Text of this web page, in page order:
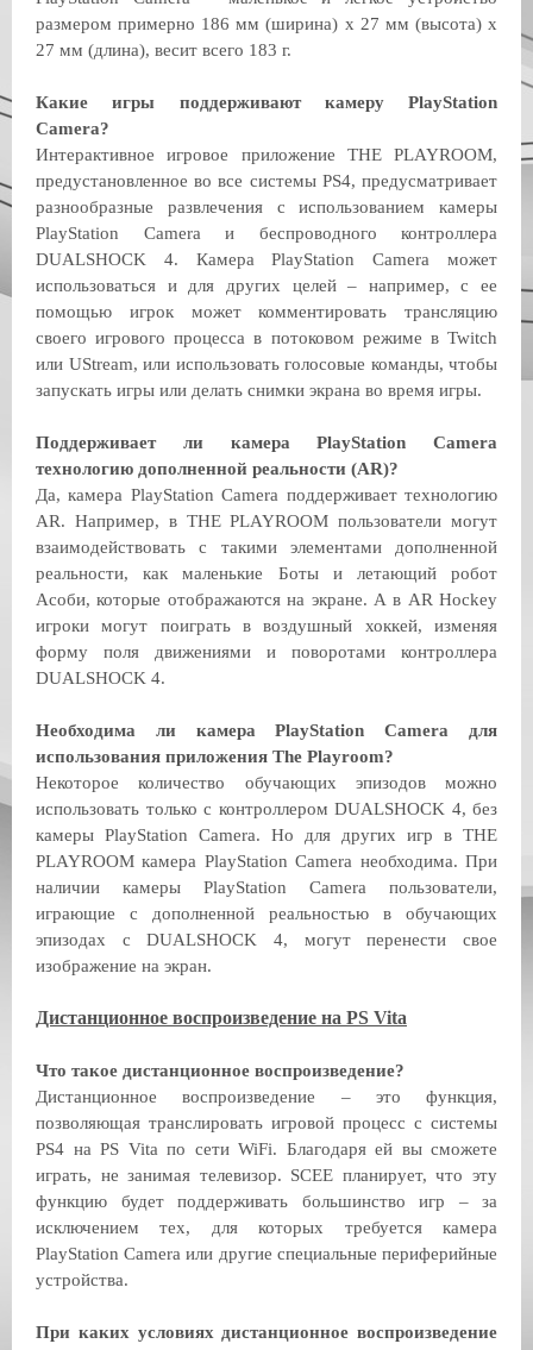
размером примерно 186 мм (ширина) x 27 мм (высота) x
27 мм (длина), весит всего 183 г.
Какие игры поддерживают камеру PlayStation
Camera?
Интерактивное игровое приложение THE PLAYROOM,
предустановленное во все системы PS4, предусматривает
разнообразные развлечения с использованием камеры
PlayStation Camera и беспроводного контроллера
DUALSHOCK 4. Камера PlayStation Camera может
использоваться и для других целей – например, с ее
помощью игрок может комментировать трансляцию
своего игрового процесса в потоковом режиме в Twitch
или UStream, или использовать голосовые команды, чтобы
запускать игры или делать снимки экрана во время игры.
Поддерживает ли камера PlayStation Camera
технологию дополненной реальности (AR)?
Да, камера PlayStation Camera поддерживает технологию
AR. Например, в THE PLAYROOM пользователи могут
взаимодействовать с такими элементами дополненной
реальности, как маленькие Боты и летающий робот
Асоби, которые отображаются на экране. А в AR Hockey
игроки могут поиграть в воздушный хоккей, изменяя
форму поля движениями и поворотами контроллера
DUALSHOCK 4.
Необходима ли камера PlayStation Camera для
использования приложения The Playroom?
Некоторое количество обучающих эпизодов можно
использовать только с контроллером DUALSHOCK 4, без
камеры PlayStation Camera. Но для других игр в THE
PLAYROOM камера PlayStation Camera необходима. При
наличии камеры PlayStation Camera пользователи,
играющие с дополненной реальностью в обучающих
эпизодах с DUALSHOCK 4, могут перенести свое
изображение на экран.
Дистанционное воспроизведение на PS Vita
Что такое дистанционное воспроизведение?
Дистанционное воспроизведение – это функция,
позволяющая транслировать игровой процесс с системы
PS4 на PS Vita по сети WiFi. Благодаря ей вы сможете
играть, не занимая телевизор. SCEE планирует, что эту
функцию будет поддерживать большинство игр – за
исключением тех, для которых требуется камера
PlayStation Camera или другие специальные периферийные
устройства.
При каких условиях дистанционное воспроизведение